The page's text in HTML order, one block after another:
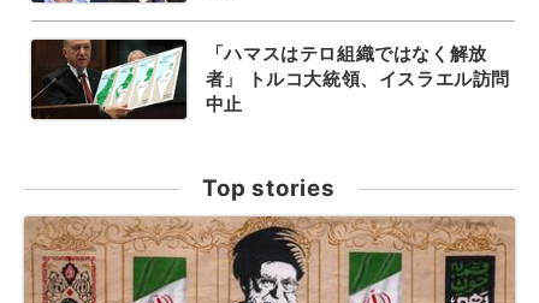
「ハマスはテロ組織ではなく解放
者」 トルコ大統領、イスラエル訪問
中止
Top stories